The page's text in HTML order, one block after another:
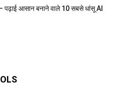
आसान बनाने वाले 10 सबसे धांसू AI